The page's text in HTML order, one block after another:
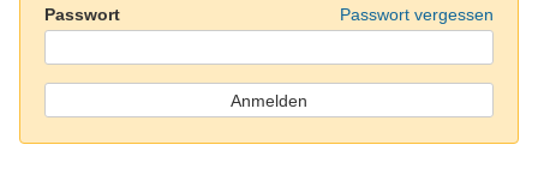
Passwort Passwort vergessen